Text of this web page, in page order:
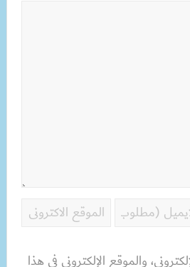
والموقع الإلكتروني في هذا